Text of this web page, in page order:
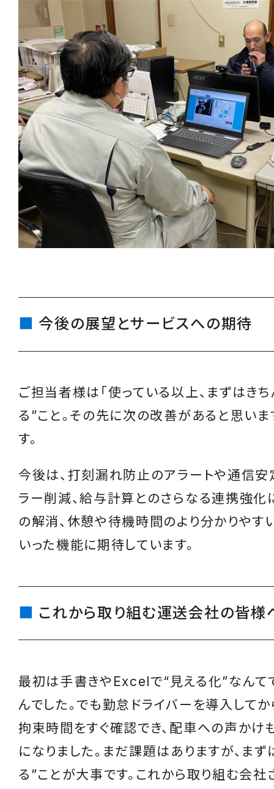
今後の展望とサービスへの期待
ご担当者様は「使っている以上、まずはき
る”こと。その先に次の改善があると思いま
す。
今後は、打刻漏れ防止のアラートや通信安
ラー削減、給与計算とのさらなる連携強化
の解消、休憩や待機時間のより分かりやす
いった機能に期待しています。
これから取り組む運送会社の皆様
最初は手書きやExcelで“見える化”なんて
んでした。でも勤怠ドライバーを導入して
拘束時間をすぐ確認でき、配車への声かけ
になりました。まだ課題はありますが、ま
る”ことが大事です。これから取り組む会社